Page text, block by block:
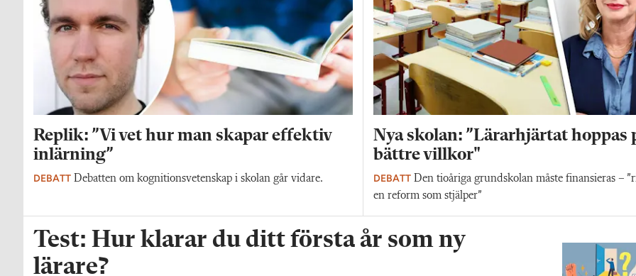
Replik: ”Vi vet hur man skapar effektiv
inlärning”
DEBATT Debatten om kognitionsvetenskap i skolan går vidare.
Nya skolan: ”Lärarhjärtat hoppas
bättre villkor"
DEBATT Den tioåriga grundskolan måste finansieras –
en reform som stjälper”
Test: Hur klarar du ditt första år som ny
lärare?